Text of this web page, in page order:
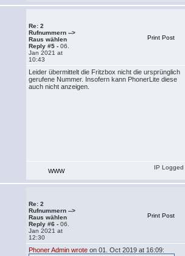
Re: 2
Rufnummern -->
Raus wählen
Reply #5 - 06.
Jan 2021 at
10:43
Print Post
Leider übermittelt die Fritzbox nicht die ursprünglich
gerufene Nummer. Insofern kann PhonerLite diese
auch nicht anzeigen.
WWW
IP Logged
Re: 2
Rufnummern -->
Raus wählen
Reply #6 - 06.
Jan 2021 at
12:30
Print Post
Phoner Admin wrote on 01. Oct 2019 at 16:09: